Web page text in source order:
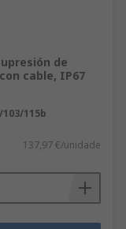
de
cable, IP67
103/115b
137,97 €/unidade